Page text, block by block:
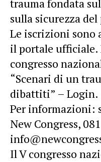
trauma fondata
sulla sicurezza
Le iscrizioni sono
il portale ufficiale.
congresso
“Scenari di un
dibattiti” – Login.
Per informazioni:
New Congress,
Il V congresso